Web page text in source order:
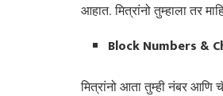
आहात. मित्रांनो तुम्हाला तर
Block Numbers &
मित्रांनो आता तुम्ही नंबर